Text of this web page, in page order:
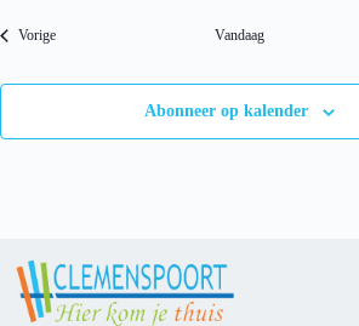
VorigeEvenementen Vandaag
Abonneer op kalender